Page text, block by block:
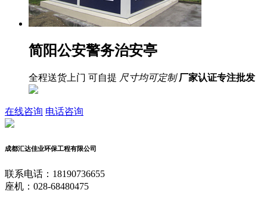
简阳公安警务治安亭
全程送货上门 可自提 尺寸均可定制 厂家认证专注批发
在线咨询 电话咨询
成都汇达佳业环保工程有限公司
联系电话：18190736655
座机：028-68480475